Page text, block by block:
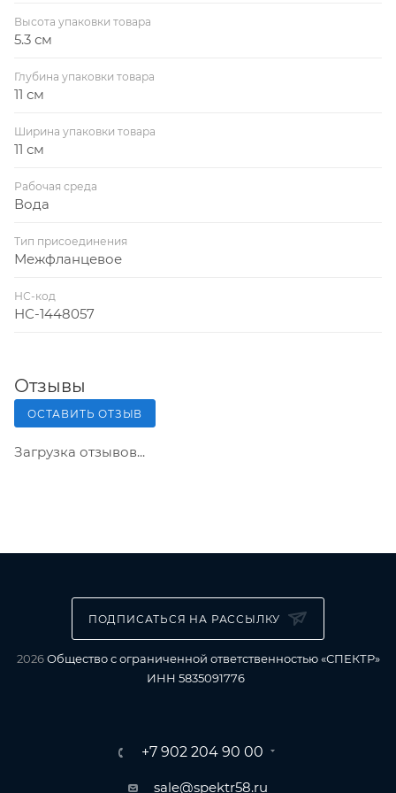
Высота упаковки товара
5.3 см
Глубина упаковки товара
11 см
Ширина упаковки товара
11 см
Рабочая среда
Вода
Тип присоединения
Межфланцевое
НС-код
НС-1448057
Отзывы
ОСТАВИТЬ ОТЗЫВ
Загрузка отзывов...
ПОДПИСАТЬСЯ НА РАССЫЛКУ
2026Общество с ограниченной ответственностью «СПЕКТР»
ИНН 5835091776
+7 902 204 90 00
sale@spektr58.ru